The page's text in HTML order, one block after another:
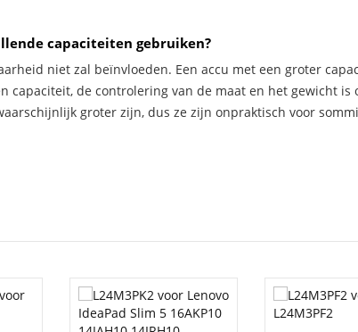
capaciteiten gebruiken?
niet zal beïnvloeden. Een accu met een groter
de controlering van de maat en het gewicht is
groter zijn, dus ze zijn onpraktisch voor